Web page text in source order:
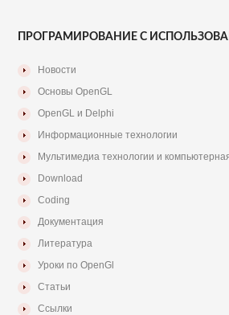
ПРОГРАМИРОВАНИЕ С
Новости
Основы OpenGL
OpenGL и Delphi
Информационные технологии
Мультимедиа технологии и
Download
Coding
Документация
Литература
Уроки по OpenGl
Статьи
Ссылки